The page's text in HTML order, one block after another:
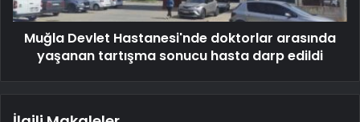
Muğla Devlet Hastanesi'nde doktorlar arasında
yaşanan tartışma sonucu hasta darp edildi